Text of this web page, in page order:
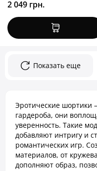
2 049 грн.
Показать еще
Эротические шортики
гардероба, они
уверенность. Такие
добавляют интригу и
романтических игр.
материалов, от
дополняют образ,